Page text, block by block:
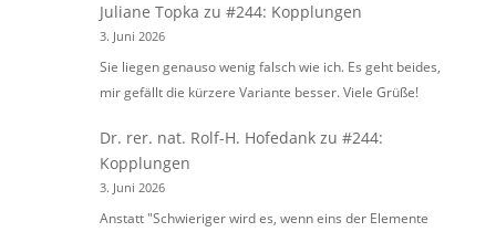
Juliane Topka zu#244: Kopplungen
3. Juni 2026
Sie liegen genauso wenig falsch wie ich. Es geht beides,
mir gefällt die kürzere Variante besser. Viele Grüße!
Dr. rer. nat. Rolf-H. Hofedank zu#244:
Kopplungen
3. Juni 2026
Anstatt "Schwieriger wird es, wenn eins der Elemente